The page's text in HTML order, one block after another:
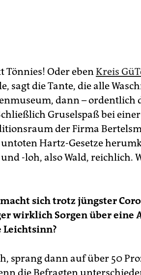
Tönnies! Oder ebenKreis
sagt die Tante, die alle
dann – ordentlich
Gruselspaß bei
der Firma
Hartz-Gesetze
-loh, also Wald, reichlich.
sich trotz jüngster
wirklich Sorgen über eine
Leichtsinn?
sprang dann auf über 50
die Befragten